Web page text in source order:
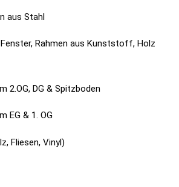
aus Stahl
Rahmen aus Kunststoff, Holz
2.OG, DG & Spitzboden
EG & 1. OG
Fliesen, Vinyl)